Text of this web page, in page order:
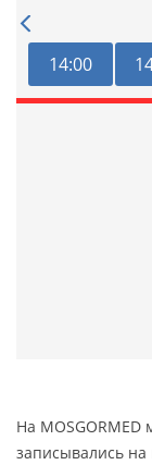
14:00
На
записывались